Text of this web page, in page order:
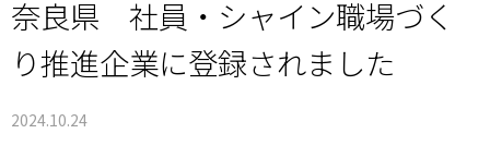
奈良県 社員・シャイン職場づく
り推進企業に登録されました
2024.10.24